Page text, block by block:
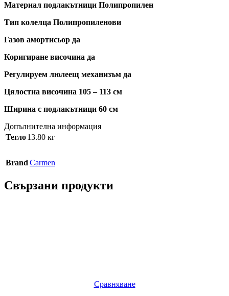
Материал подлакътници Полипропилен
Тип колелца Полипропиленови
Газов амортисьор да
Коригиране височина да
Регулируем люлеещ механизъм да
Цялостна височина 105 – 113 см
Ширина с подлакътници 60 см
Допълнителна информация
Тегло13.80 кг
Brand Carmen
Свързани продукти
Сравняване